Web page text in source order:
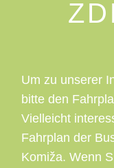
Um zu unserer
bitte den
Vielleicht
Fahrplan der
Komiža. Wenn